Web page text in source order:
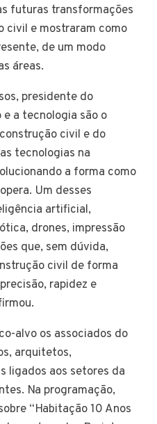
futuras transformações
civil e mostraram como
de um modo
áreas.
presidente do
a tecnologia são o
civil e do
tecnologias na
a forma como
Um desses
artificial,
drones, impressão
que, sem dúvida,
civil de forma
rapidez e
alvo os associados do
arquitetos,
ligados aos setores da
Na programação,
“Habitação 10 Anos